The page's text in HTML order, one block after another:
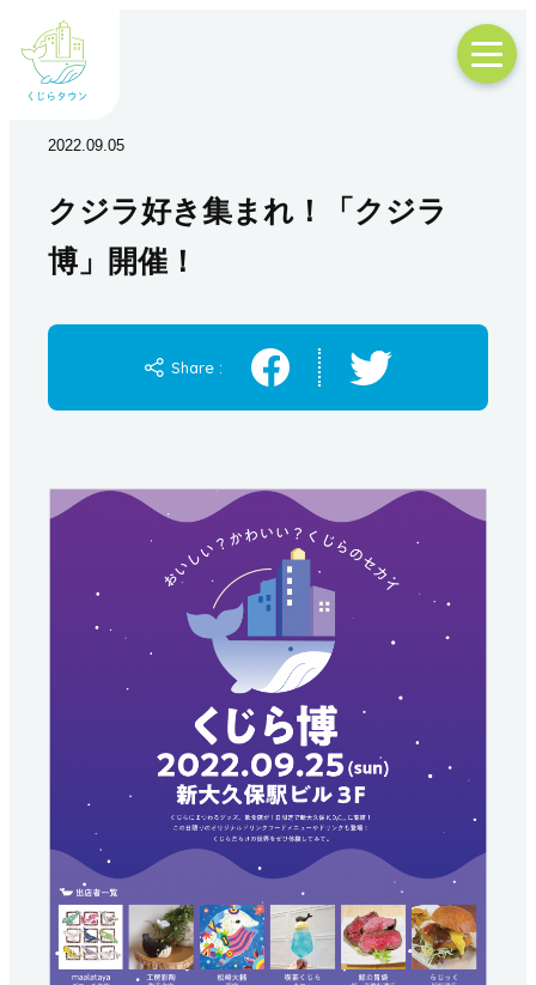
2022.09.05
クジラ好き集まれ！「クジラ
博」開催！
Share :